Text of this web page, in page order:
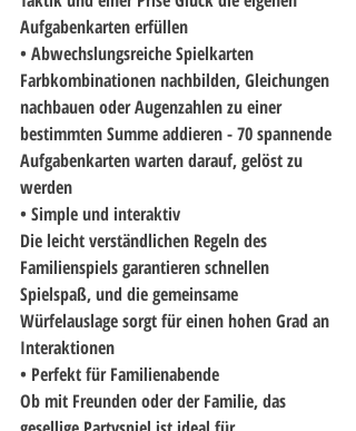
Aufgabenkarten erfüllen
• Abwechslungsreiche Spielkarten
Farbkombinationen nachbilden, Gleichungen
nachbauen oder Augenzahlen zu einer
bestimmten Summe addieren - 70 spannende
Aufgabenkarten warten darauf, gelöst zu
werden
• Simple und interaktiv
Die leicht verständlichen Regeln des
Familienspiels garantieren schnellen
Spielspaß, und die gemeinsame
Würfelauslage sorgt für einen hohen Grad an
Interaktionen
• Perfekt für Familienabende
Ob mit Freunden oder der Familie, das